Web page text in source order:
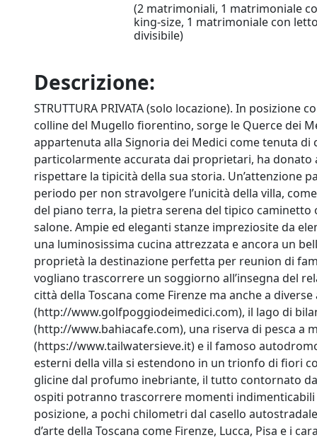
(2 matrimoniali, 1 matrimoniale
king-size, 1 matrimoniale con
divisibile)
Descrizione:
STRUTTURA PRIVATA (solo locazione). In
colline del Mugello fiorentino, sorge le Querce dei
appartenuta alla Signoria dei Medici come tenuta
particolarmente accurata dai proprietari, ha
rispettare la tipicità della sua storia. Un’attenzione
periodo per non stravolgere l’unicità della villa,
del piano terra, la pietra serena del tipico
salone. Ampie ed eleganti stanze impreziosite da
una luminosissima cucina attrezzata e ancora un
proprietà la destinazione perfetta per reunion di
vogliano trascorrere un soggiorno all’insegna del
città della Toscana come Firenze ma anche a
(http://www.golfpoggiodeimedici.com), il lago di
(http://www.bahiacafe.com), una riserva di pesca a
(https://www.tailwatersieve.it) e il famoso
esterni della villa si estendono in un trionfo di fiori
glicine dal profumo inebriante, il tutto contornato
ospiti potranno trascorrere momenti
posizione, a pochi chilometri dal casello
d’arte della Toscana come Firenze, Lucca, Pisa e i